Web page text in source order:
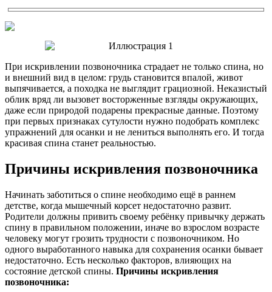
При искривлении позвоночника страдает не только спина, но
и внешний вид в целом: грудь становится впалой, живот
выпячивается, а походка не выглядит грациозной. Неказистый
облик вряд ли вызовет восторженные взгляды окружающих,
даже если природой подарены прекрасные данные. Поэтому
при первых признаках сутулости нужно подобрать комплекс
упражнений для осанки и не лениться выполнять его. И тогда
красивая спина станет реальностью.
Причины искривления позвоночника
Начинать заботиться о спине необходимо ещё в раннем
детстве, когда мышечный корсет недостаточно развит.
Родители должны привить своему ребёнку привычку держать
спину в правильном положении, иначе во взрослом возрасте
человеку могут грозить трудности с позвоночником. Но
одного выработанного навыка для сохранения осанки бывает
недостаточно. Есть несколько факторов, влияющих на
состояние детской спины. Причины искривления
позвоночника: